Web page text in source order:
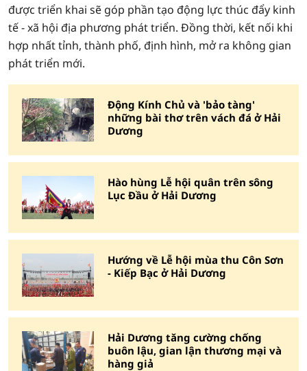
được triển khai sẽ góp phần tạo động lực thúc đẩy kinh
tế - xã hội địa phương phát triển. Đồng thời, kết nối khi
hợp nhất tỉnh, thành phố, định hình, mở ra không gian
phát triển mới.
Động Kính Chủ và 'bảo tàng'
những bài thơ trên vách đá ở Hải
Dương
Hào hùng Lễ hội quân trên sông
Lục Đầu ở Hải Dương
Hướng về Lễ hội mùa thu Côn Sơn
- Kiếp Bạc ở Hải Dương
Hải Dương tăng cường chống
buôn lậu, gian lận thương mại và
hàng giả